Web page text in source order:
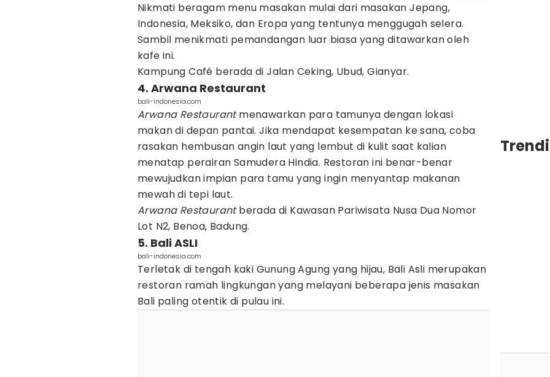
Nikmati beragam menu masakan mulai dari masakan Jepang,
Indonesia, Meksiko, dan Eropa yang tentunya menggugah selera.
Sambil menikmati pemandangan luar biasa yang ditawarkan oleh
kafe ini.
Kampung Café berada di Jalan Ceking, Ubud, Gianyar.
4. Arwana Restaurant
bali-indonesia.com
Arwana Restaurantmenawarkan para tamunya dengan lokasi
makan di depan pantai. Jika mendapat kesempatan ke sana, coba
rasakan hembusan angin laut yang lembut di kulit saat kalian
menatap perairan Samudera Hindia. Restoran ini benar-benar
mewujudkan impian para tamu yang ingin menyantap makanan
mewah di tepi laut.
Arwana Restaurantberada di Kawasan Pariwisata Nusa Dua Nomor
Lot N2, Benoa, Badung.
5. Bali ASLI
bali-indonesia.com
Terletak di tengah kaki Gunung Agung yang hijau, Bali Asli merupakan
restoran ramah lingkungan yang melayani beberapa jenis masakan
Bali paling otentik di pulau ini.